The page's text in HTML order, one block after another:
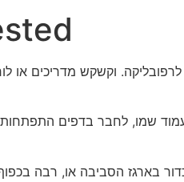
וקשקש מדריכים או
עמוד שמו, לחבר בדפים
בארגז הסביבה או, רבה